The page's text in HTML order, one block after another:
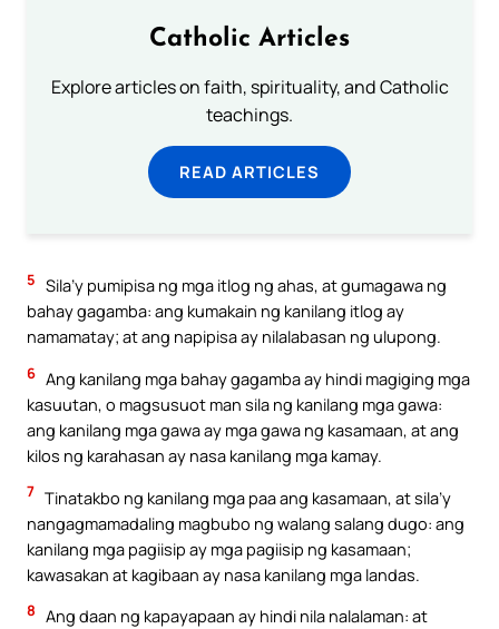
Catholic Articles
Explore articles on faith, spirituality, and Catholic
teachings.
READ ARTICLES
5 Sila’y pumipisa ng mga itlog ng ahas, at gumagawa ng
bahay gagamba: ang kumakain ng kanilang itlog ay
namamatay; at ang napipisa ay nilalabasan ng ulupong.
6 Ang kanilang mga bahay gagamba ay hindi magiging mga
kasuutan, o magsusuot man sila ng kanilang mga gawa:
ang kanilang mga gawa ay mga gawa ng kasamaan, at ang
kilos ng karahasan ay nasa kanilang mga kamay.
7 Tinatakbo ng kanilang mga paa ang kasamaan, at sila’y
nangagmamadaling magbubo ng walang salang dugo: ang
kanilang mga pagiisip ay mga pagiisip ng kasamaan;
kawasakan at kagibaan ay nasa kanilang mga landas.
8 Ang daan ng kapayapaan ay hindi nila nalalaman: at